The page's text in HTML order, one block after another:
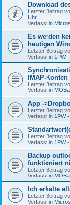
Download
Letzter Beitrag
Uhr
Verfasst in
Es werden
heutigen
Letzter Beitrag
Verfasst in 1PW
IMAP-
Letzter Beitrag
Verfasst in
App -
Letzter Beitrag
Verfasst in 1PW
Letzter Beitrag
Verfasst in 1PW
Backup
funktioniert
Letzter Beitrag
Verfasst in
Ich erhalte
Letzter Beitrag
Verfasst in